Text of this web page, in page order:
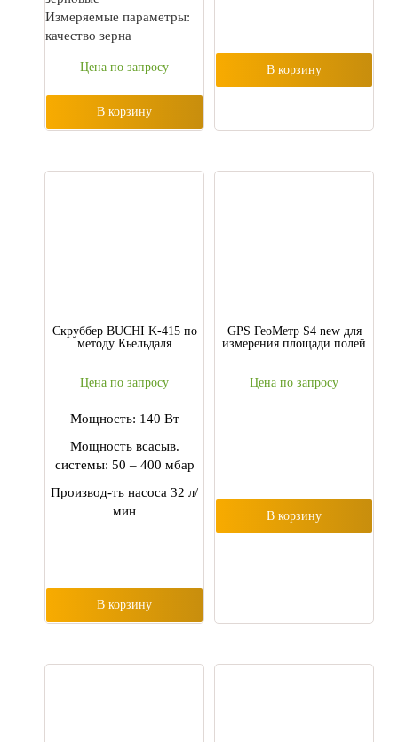
Измеряемые параметры:
качество зерна
Цена по запросу
В корзину
В корзину
Cкруббер BUCHI K-415 по
методу Кьельдаля
Цена по запросу
Мощность: 140 Вт
Мощность всасыв.
системы: 50 – 400 мбар
Производ-ть насоса 32 л/
мин
В корзину
GPS ГеоМетр S4 new для
измерения площади полей
Цена по запросу
В корзину